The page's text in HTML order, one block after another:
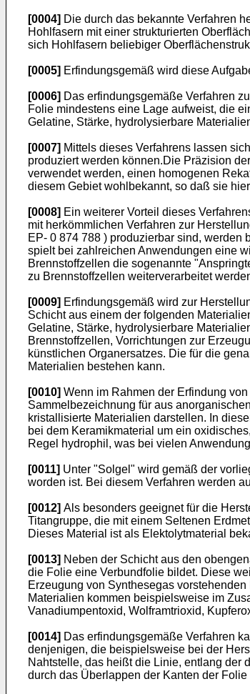
[0004] Die durch das bekannte Verfahren
Hohlfasern mit einer strukturierten
sich Hohlfasern beliebiger
[0005] Erfindungsgemäß wird diese
[0006] Das erfindungsgemäße Verfahren
Folie mindestens eine Lage aufweist, die
Gelatine, Stärke, hydrolysierbare
[0007] Mittels dieses Verfahrens lassen
produziert werden können.Die Präzision
verwendet werden, einen homogenen
diesem Gebiet wohlbekannt, so daß sie
[0008] Ein weiterer Vorteil dieses
mit herkömmlichen Verfahren zur
EP- 0 874 788 ) produzierbar sind, werden
spielt bei zahlreichen Anwendungen eine
Brennstoffzellen die sogenannte
zu Brennstoffzellen weiterverarbeitet
[0009] Erfindungsgemäß wird zur
Schicht aus einem der folgenden
Gelatine, Stärke, hydrolysierbare
Brennstoffzellen, Vorrichtungen zur
künstlichen Organersatzes. Die für die
Materialien bestehen kann.
[0010] Wenn im Rahmen der Erfindung
Sammelbezeichnung für aus
kristallisierte Materialien darstellen. In
bei dem Keramikmaterial um ein
Regel hydrophil, was bei vielen
[0011] Unter "Solgel" wird gemäß der
worden ist. Bei diesem Verfahren werden
[0012] Als besonders geeignet für die
Titangruppe, die mit einem Seltenen
Dieses Material ist als Elektolytmaterial
[0013] Neben der Schicht aus den
die Folie eine Verbundfolie bildet. Diese
Erzeugung von Synthesegas
Materialien kommen beispielsweise im
Vanadiumpentoxid, Wolframtrioxid,
[0014] Das erfindungsgemäße Verfahren
denjenigen, die beispielsweise bei der
Nahtstelle, das heißt die Linie, entlang der
durch das Überlappen der Kanten der